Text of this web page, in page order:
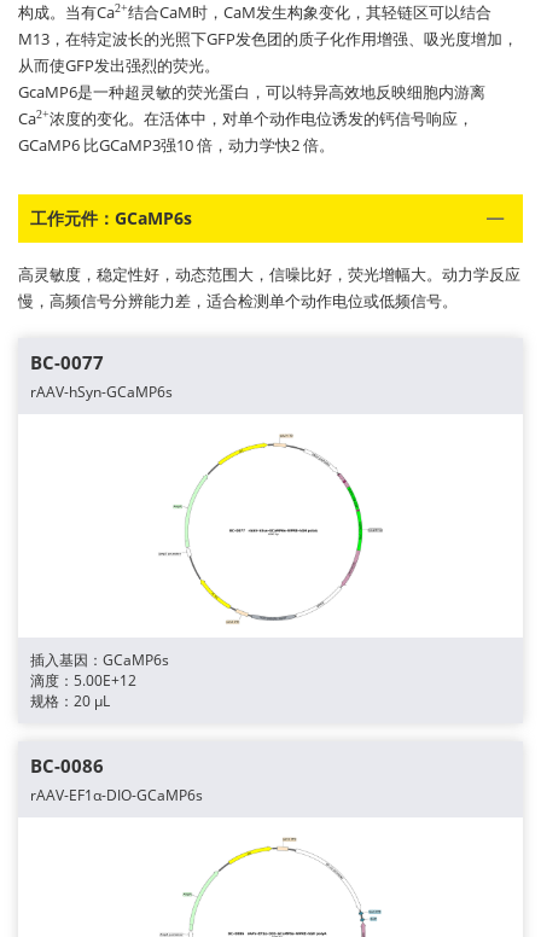
构成。当有Ca2+结合CaM时，CaM发生构象变化，其轻链区可以结合
M13，在特定波长的光照下GFP发色团的质子化作用增强、吸光度增加，
从而使GFP发出强烈的荧光。
GcaMP6是一种超灵敏的荧光蛋白，可以特异高效地反映细胞内游离
Ca2+浓度的变化。在活体中，对单个动作电位诱发的钙信号响应，
GCaMP6 比GCaMP3强10 倍，动力学快2 倍。
工作元件：GCaMP6s
高灵敏度，稳定性好，动态范围大，信噪比好，荧光增幅大。动力学反应
慢，高频信号分辨能力差，适合检测单个动作电位或低频信号。
BC-0077
rAAV-hSyn-GCaMP6s
插入基因：GCaMP6s
滴度：5.00E+12
规格：20 μL
BC-0086
rAAV-EF1α-DIO-GCaMP6s